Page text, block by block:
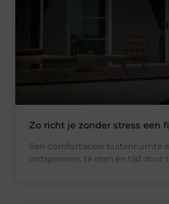
Zo richt je zonder stress een
Een comfortabele buitenruimte
ontspannen, te eten en tijd door